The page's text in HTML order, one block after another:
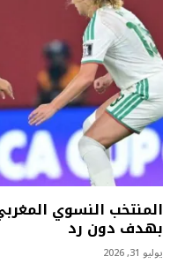
المنتخب النسوي
بهدف دون رد
يوليو 31, 2026